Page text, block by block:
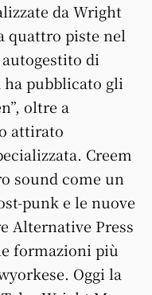
da Wright
quattro piste nel
di
pubblicato gli
oltre a
attirato
Creem
sound come un
punk e le nuove
Alternative Press
formazioni più
Oggi la